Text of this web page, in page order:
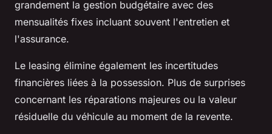
grandement la gestion budgétaire avec des
mensualités fixes incluant souvent l'entretien et
l'assurance.
Le leasing élimine également les incertitudes
financières liées à la possession. Plus de surprises
concernant les réparations majeures ou la valeur
résiduelle du véhicule au moment de la revente.